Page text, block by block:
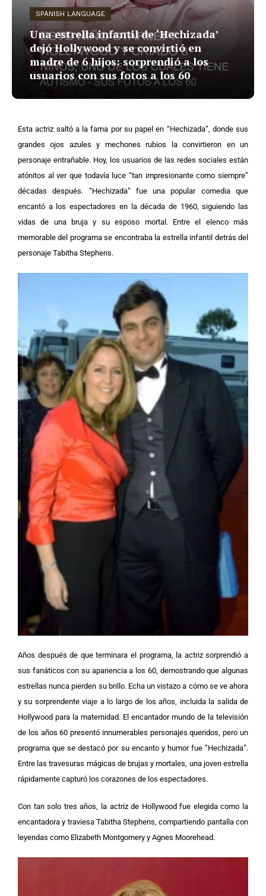
SPANISH LANGUAGE
Una estrella infantil de ‘Hechizada’
dejó Hollywood y se convirtió en
madre de 6 hijos: sorprendió a los
usuarios con sus fotos a los 60
Esta actriz saltó a la fama por su papel en “Hechizada”, donde sus
grandes ojos azules y mechones rubios la convirtieron en un
personaje entrañable. Hoy, los usuarios de las redes sociales están
atónitos al ver que todavía luce “tan impresionante como siempre”
décadas después. “Hechizada” fue una popular comedia que
encantó a los espectadores en la década de 1960, siguiendo las
vidas de una bruja y su esposo mortal. Entre el elenco más
memorable del programa se encontraba la estrella infantil detrás del
personaje Tabitha Stephens.
Años después de que terminara el programa, la actriz sorprendió a
sus fanáticos con su apariencia a los 60, demostrando que algunas
estrellas nunca pierden su brillo. Echa un vistazo a cómo se ve ahora
y su sorprendente viaje a lo largo de los años, incluida la salida de
Hollywood para la maternidad. El encantador mundo de la televisión
de los años 60 presentó innumerables personajes queridos, pero un
programa que se destacó por su encanto y humor fue “Hechizada”.
Entre las travesuras mágicas de brujas y mortales, una joven estrella
rápidamente capturó los corazones de los espectadores.
Con tan solo tres años, la actriz de Hollywood fue elegida como la
encantadora y traviesa Tabitha Stephens, compartiendo pantalla con
leyendas como Elizabeth Montgomery y Agnes Moorehead.